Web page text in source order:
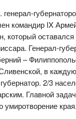
генерал-
командир IX
который
Генерал-
–
в
2/3
Главной
края.